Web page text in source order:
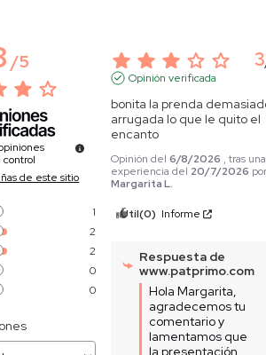
/5
control
de este sitio
1
2
2
0
0
3
Opinión verificada
bonita la prenda
arrugada lo que le quito el
encanto
Opinión del6/8/2026 , tras una
experiencia del 20/7/2026
Margarita L.
Útil(0) Informe
Respuesta de
www.patprimo.com
Hola Margarita,
agradecemos tu
comentario y
lamentamos que
la presentación